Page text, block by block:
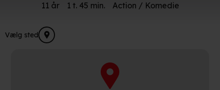
11 år 1 t. 45 min. Action / Komedie
Vælg sted